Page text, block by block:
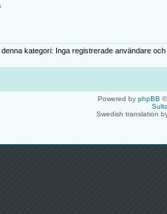
kategori: Inga registrerade användare
Powered by phpBB
Swedish translation